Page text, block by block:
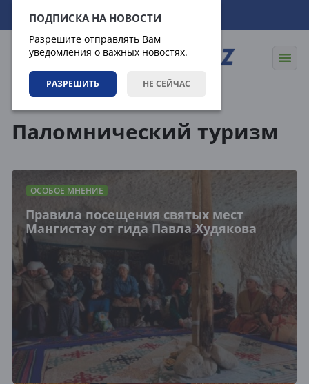
ПОДПИСКА НА НОВОСТИ
Разрешите отправлять Вам
уведомления о важных новостях.
РАЗРЕШИТЬ НЕ СЕЙЧАС
07.08.2026 17:57:27
Паломнический туризм
ОСОБОЕ МНЕНИЕ
Правила посещения святых мест
Мангистау от гида Павла Худякова